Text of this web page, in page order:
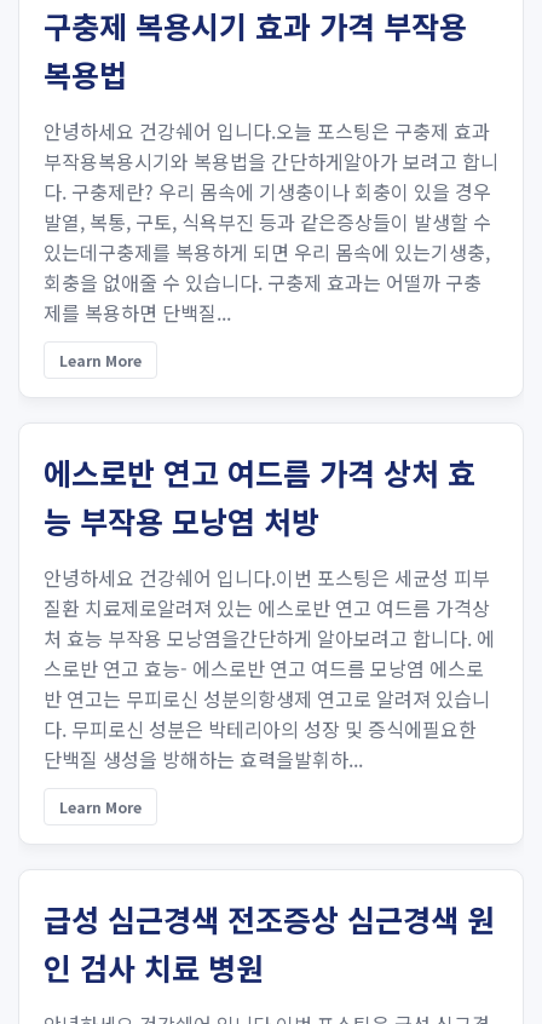
구충제 복용시기 효과 가격 부작용
복용법
안녕하세요 건강쉐어 입니다.오늘 포스팅은 구충제 효과
부작용복용시기와 복용법을 간단하게알아가 보려고 합니
다. 구충제란? 우리 몸속에 기생충이나 회충이 있을 경우
발열, 복통, 구토, 식욕부진 등과 같은증상들이 발생할 수
있는데구충제를 복용하게 되면 우리 몸속에 있는기생충,
회충을 없애줄 수 있습니다. 구충제 효과는 어떨까 구충
제를 복용하면 단백질...
Learn More
에스로반 연고 여드름 가격 상처 효
능 부작용 모낭염 처방
안녕하세요 건강쉐어 입니다.이번 포스팅은 세균성 피부
질환 치료제로알려져 있는 에스로반 연고 여드름 가격상
처 효능 부작용 모낭염을간단하게 알아보려고 합니다. 에
스로반 연고 효능- 에스로반 연고 여드름 모낭염 에스로
반 연고는 무피로신 성분의항생제 연고로 알려져 있습니
다. 무피로신 성분은 박테리아의 성장 및 증식에필요한
단백질 생성을 방해하는 효력을발휘하...
Learn More
급성 심근경색 전조증상 심근경색 원
인 검사 치료 병원